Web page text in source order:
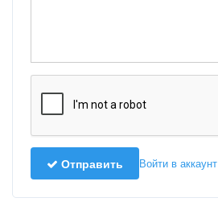
Отправить Войти в аккаунт